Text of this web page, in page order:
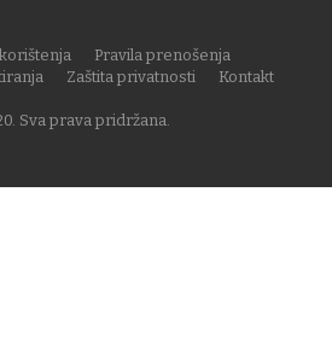
Sva prava pridržana.
Pravila prenošenja
Zaštita privatnosti
Kontakt